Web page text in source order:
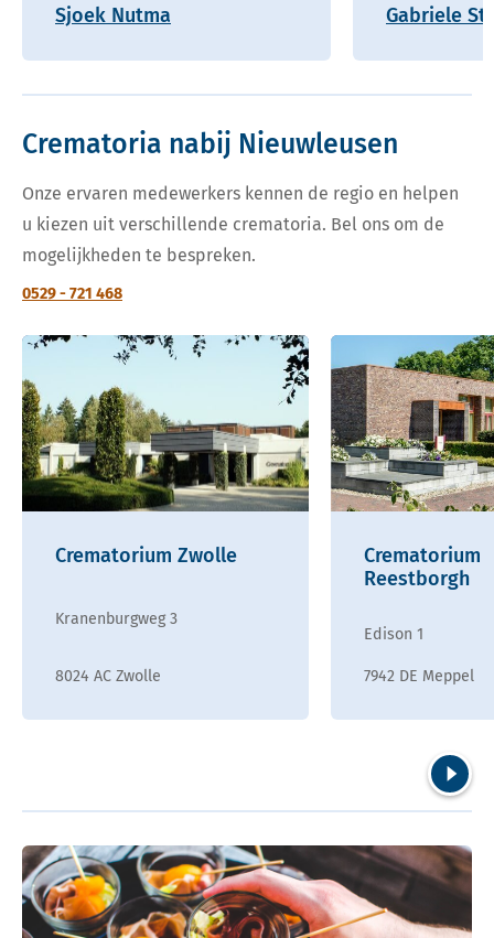
Sjoek Nutma Gabriele
Crematoria nabij Nieuwleusen
Onze ervaren medewerkers kennen de regio en helpen
u kiezen uit verschillende crematoria. Bel ons om de
mogelijkheden te bespreken.
0529 - 721 468
Crematorium Zwolle
Kranenburgweg 3
8024 AC Zwolle
Crematorium
Reestborgh
Edison 1
7942 DE Meppel